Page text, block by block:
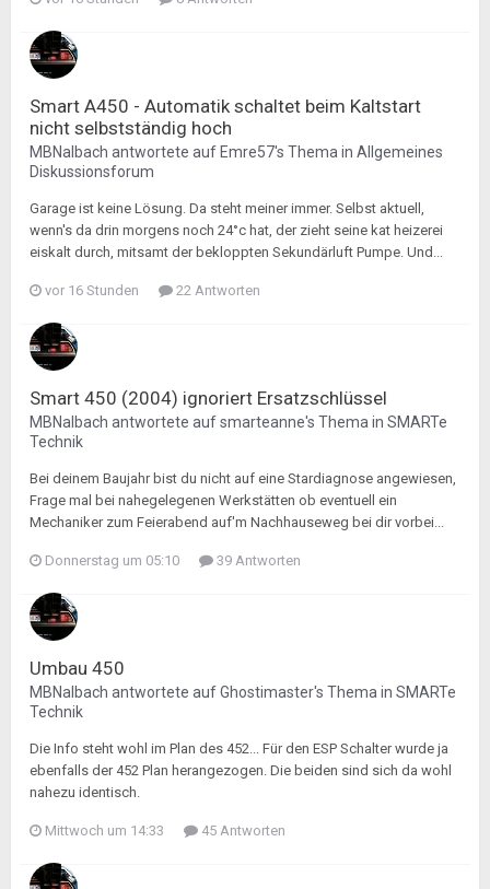
Smart A450 - Automatik schaltet beim Kaltstart
nicht selbstständig hoch
MBNalbach antwortete auf Emre57's Thema in Allgemeines
Diskussionsforum
Garage ist keine Lösung. Da steht meiner immer. Selbst aktuell,
wenn's da drin morgens noch 24°c hat, der zieht seine kat heizerei
eiskalt durch, mitsamt der bekloppten Sekundärluft Pumpe. Und...
vor 16 Stunden 22 Antworten
Smart 450 (2004) ignoriert Ersatzschlüssel
MBNalbach antwortete aufsmarteanne's Thema in SMARTe
Technik
Bei deinem Baujahr bist du nicht auf eine Stardiagnose angewiesen,
Frage mal bei nahegelegenen Werkstätten ob eventuell ein
Mechaniker zum Feierabend auf'm Nachhauseweg bei dir vorbei...
Donnerstag um 05:10 39 Antworten
Umbau 450
MBNalbach antwortete aufGhostimaster's Thema in SMARTe
Technik
Die Info steht wohl im Plan des 452... Für den ESP Schalter wurde ja
ebenfalls der 452 Plan herangezogen. Die beiden sind sich da wohl
nahezu identisch.
Mittwoch um 14:33 45 Antworten